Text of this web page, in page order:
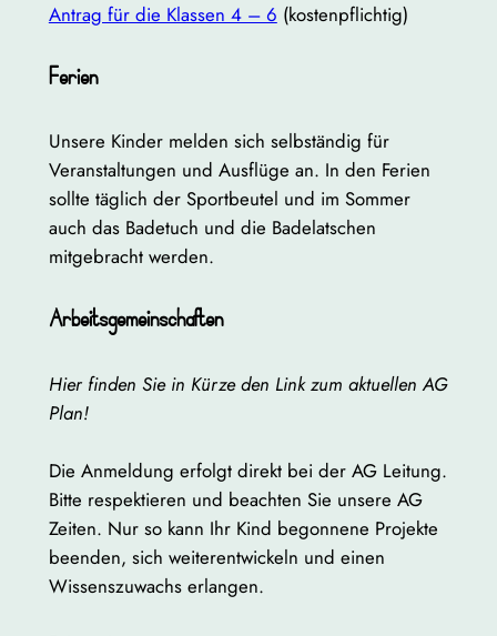
Antrag für die Klassen 4 – 6 (kostenpflichtig)
Ferien
Unsere Kinder melden sich selbständig für
Veranstaltungen und Ausflüge an. In den Ferien
sollte täglich der Sportbeutel und im Sommer
auch das Badetuch und die Badelatschen
mitgebracht werden.
Arbeitsgemeinschaften
Hier finden Sie in Kürze den Link zum aktuellen AG
Plan!
Die Anmeldung erfolgt direkt bei der AG Leitung.
Bitte respektieren und beachten Sie unsere AG
Zeiten. Nur so kann Ihr Kind begonnene Projekte
beenden, sich weiterentwickeln und einen
Wissenszuwachs erlangen.